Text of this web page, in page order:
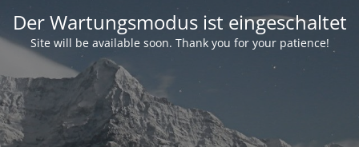
Der Wartungsmodus ist eingeschaltet
Site will be available soon. Thank you for your patience!